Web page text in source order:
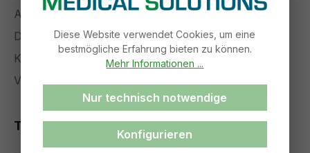
AGB
Datenschutz
Kontakt
Versand und Zahlung
Themenseiten
Diese Website verwendet Cookies, um eine
bestmögliche Erfahrung bieten zu können.
Mehr Informationen ...
Nur technisch notwendige
Konfigurieren